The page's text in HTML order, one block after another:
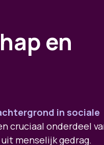
en
in sociale
cruciaal onderdeel
menselijk gedrag.